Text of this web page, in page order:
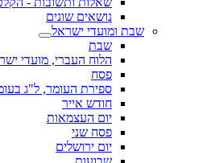
נושאים שונים
שבת ומועדי ישראל
שבת
הלוח העברי, מועדי
פסח
ספירת העומר, ל"ג
חודש אייר
יום העצמאות
פסח שני
יום ירושלים